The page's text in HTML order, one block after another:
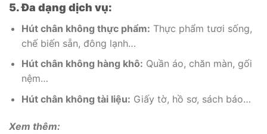
5. Đa dạng dịch vụ:
Hút chân không thực phẩm: Thực phẩm tươi sống,
chế biến sẵn, đông lạnh…
Hút chân không hàng khô: Quần áo, chăn màn, gối
nệm…
Hút chân không tài liệu: Giấy tờ, hồ sơ, sách báo…
Xem thêm: